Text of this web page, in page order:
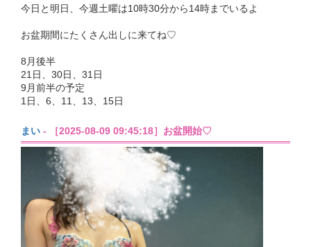
今日と明日、今週土曜は10時30分から14時までいるよ
お盆期間にたくさん出しに来てね♡
8月後半
21日、30日、31日
9月前半の予定
1日、6、11、13、15日
まい - ［2025-08-09 09:45:18］お盆開始♡